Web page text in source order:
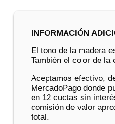
INFORMACIÓN
El tono de la madera
También el color de la
Aceptamos efectivo,
MercadoPago donde
en 12 cuotas sin
comisión de valor
total.